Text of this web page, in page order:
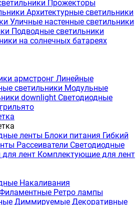
Прожекторы
Архитектурные светильники
Уличные настенные светильники
Подводные светильники
на солнечных батареях
армстронг Линейные
светильники Модульные
downlight Светодиодные
ленты Блоки питания Гибкий
Рассеиватели Светодиодные
лент Комплектующие для лент
Накаливания
Ретро лампы
Диммируемые Декоративные